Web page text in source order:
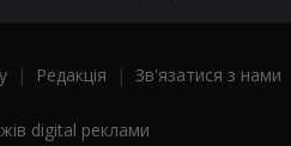
| Редакція | Зв'язатися з нами
digital реклами